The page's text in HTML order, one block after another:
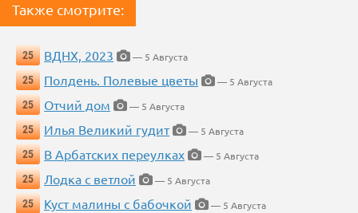
Также смотрите:
25 ВДНХ, 2023
— 5 Августа
25
Полдень. Полевые цветы
— 5 Августа
25
Отчий дом
— 5 Августа
25
Илья Великий гудит
— 5 Августа
25
В Арбатских переулках
— 5 Августа
25
Лодка с ветлой
— 5 Августа
25
Куст малины с бабочкой
— 5 Августа